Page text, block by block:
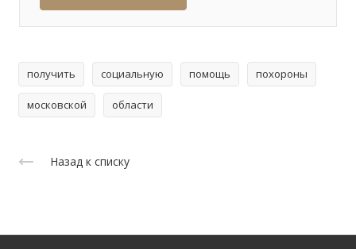
получить социальную помощь похороны
московской области
Назад к списку